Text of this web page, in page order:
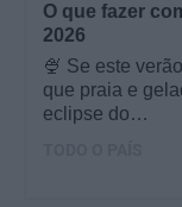
O que fazer
2026
🍨 Se este
que praia e
eclipse do…